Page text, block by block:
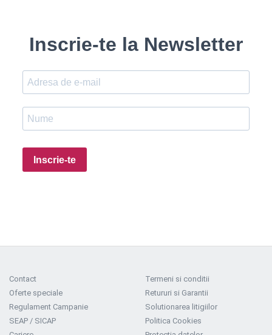
Inscrie-te la Newsletter
Inscrie-te
Contact
Oferte speciale
Regulament Campanie
SEAP / SICAP
Termeni si conditii
Retururi si Garantii
Solutionarea litigiilor
Politica Cookies